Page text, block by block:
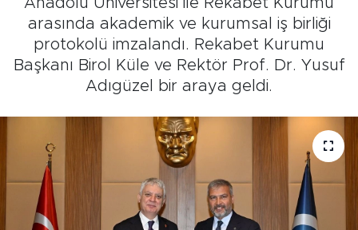
arasında akademik ve kurumsal iş birliği
protokolü imzalandı. Rekabet Kurumu
Başkanı Birol Küle ve Rektör Prof. Dr. Yusuf
Adıgüzel bir araya geldi.